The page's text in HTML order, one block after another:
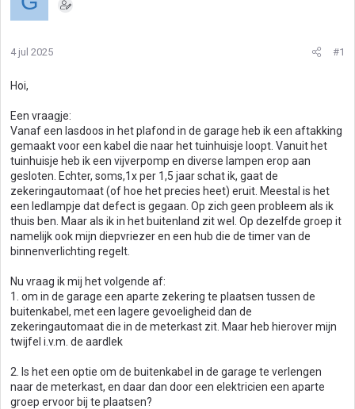
4 jul 2025 #1
Hoi,
Een vraagje:
Vanaf een lasdoos in het plafond in de garage heb ik een aftakking
gemaakt voor een kabel die naar het tuinhuisje loopt. Vanuit het
tuinhuisje heb ik een vijverpomp en diverse lampen erop aan
gesloten. Echter, soms,1x per 1,5 jaar schat ik, gaat de
zekeringautomaat (of hoe het precies heet) eruit. Meestal is het
een ledlampje dat defect is gegaan. Op zich geen probleem als ik
thuis ben. Maar als ik in het buitenland zit wel. Op dezelfde groep it
namelijk ook mijn diepvriezer en een hub die de timer van de
binnenverlichting regelt.
Nu vraag ik mij het volgende af:
1. om in de garage een aparte zekering te plaatsen tussen de
buitenkabel, met een lagere gevoeligheid dan de
zekeringautomaat die in de meterkast zit. Maar heb hierover mijn
twijfel i.v.m. de aardlek
2. Is het een optie om de buitenkabel in de garage te verlengen
naar de meterkast, en daar dan door een elektricien een aparte
groep ervoor bij te plaatsen?